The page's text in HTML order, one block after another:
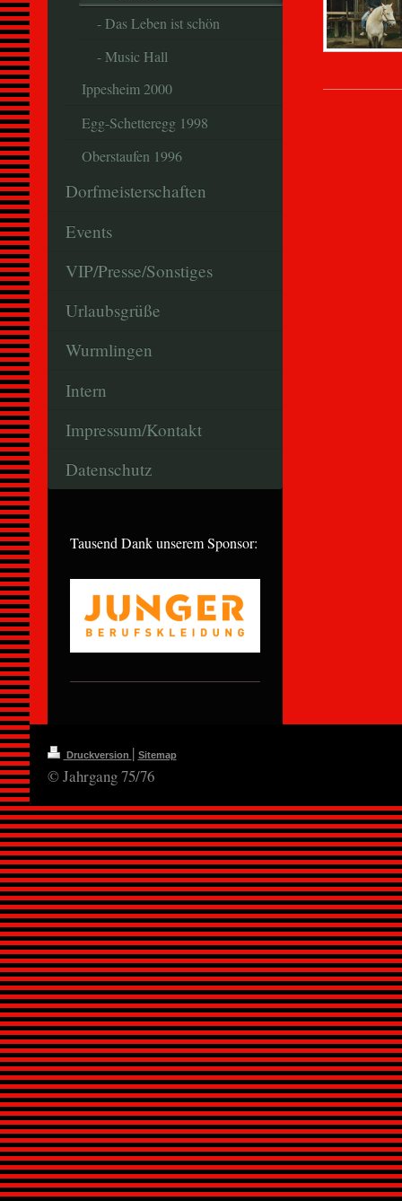
- Das Leben ist schön
- Music Hall
Ippesheim 2000
Egg-Schetteregg 1998
Oberstaufen 1996
Dorfmeisterschaften
Events
VIP/Presse/Sonstiges
Urlaubsgrüße
Wurmlingen
Intern
Impressum/Kontakt
Datenschutz
Tausend Dank unserem Sponsor:
Druckversion | Sitemap
© Jahrgang 75/76